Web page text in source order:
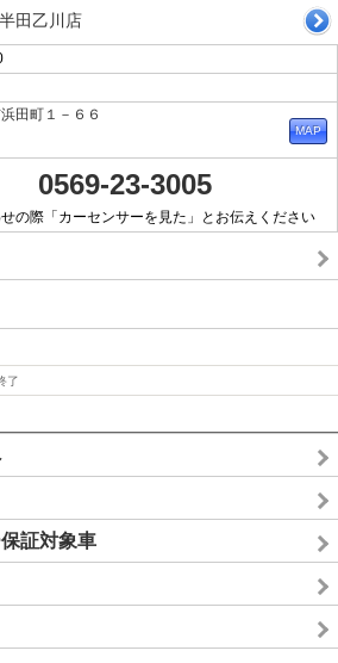
田乙川店
田町１－６６
0569-23-3005
の際「カーセンサーを見た」とお伝えください
了
証対象車